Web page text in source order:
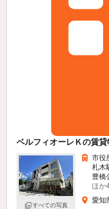
ベルフィオーレＫの賃貸
すべての写真
市役
札木
豊橋
ほか
愛知